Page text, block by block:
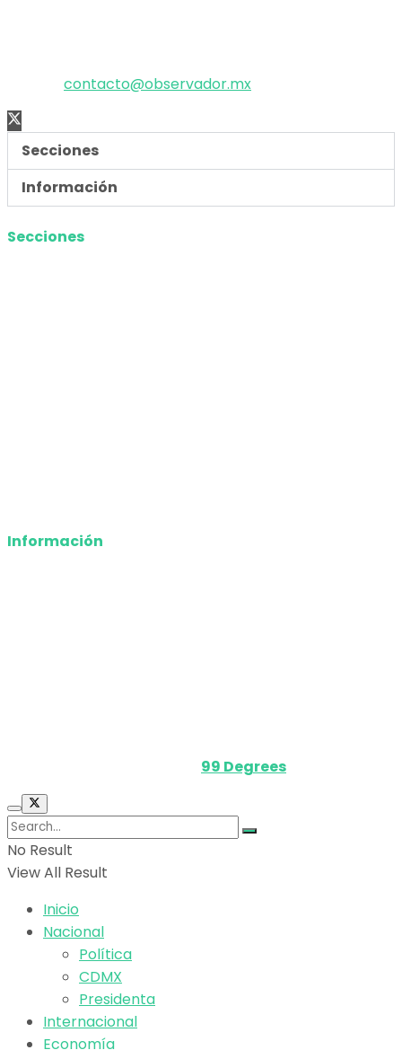
contacto@observador.mx
Secciones
Información
Secciones
Información
99 Degrees
No Result
View All Result
Inicio
Nacional
Política
CDMX
Presidenta
Internacional
Economía